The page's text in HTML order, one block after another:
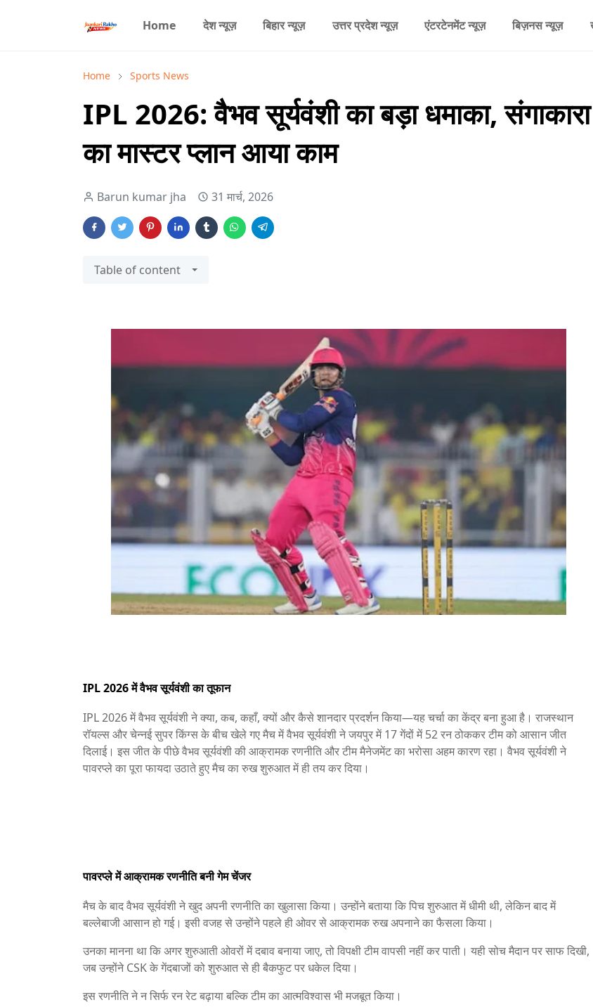
Home देश न्यूज़ बिहार न्यूज़ उत्तर प्रदेश न्यूज़ एंटरटेनमेंट न्यूज़ बिज़नस न्यूज़
Home Sports News
IPL 2026: वैभव सूर्यवंशी का बड़ा धमाका, संगाकारा
का मास्टर प्लान आया काम
Barun kumar jha 31 मार्च, 2026
Table of content
IPL 2026 में वैभव सूर्यवंशी का तूफान
IPL 2026 में वैभव सूर्यवंशी ने क्या, कब, कहाँ, क्यों और कैसे शानदार प्रदर्शन किया—यह चर्चा का केंद्र बना हुआ है। राजस्थान
रॉयल्स और चेन्नई सुपर किंग्स के बीच खेले गए मैच में वैभव सूर्यवंशी ने जयपुर में 17 गेंदों में 52 रन ठोककर टीम को आसान जीत
दिलाई। इस जीत के पीछे वैभव सूर्यवंशी की आक्रामक रणनीति और टीम मैनेजमेंट का भरोसा अहम कारण रहा। वैभव सूर्यवंशी ने
पावरप्ले का पूरा फायदा उठाते हुए मैच का रुख शुरुआत में ही तय कर दिया।
पावरप्ले में आक्रामक रणनीति बनी गेम चेंजर
मैच के बाद वैभव सूर्यवंशी ने खुद अपनी रणनीति का खुलासा किया। उन्होंने बताया कि पिच शुरुआत में धीमी थी, लेकिन बाद में
बल्लेबाजी आसान हो गई। इसी वजह से उन्होंने पहले ही ओवर से आक्रामक रुख अपनाने का फैसला किया।
उनका मानना था कि अगर शुरुआती ओवरों में दबाव बनाया जाए, तो विपक्षी टीम वापसी नहीं कर पाती। यही सोच मैदान पर साफ दिखी,
जब उन्होंने CSK के गेंदबाजों को शुरुआत से ही बैकफुट पर धकेल दिया।
इस रणनीति ने न सिर्फ रन रेट बढ़ाया बल्कि टीम का आत्मविश्वास भी मजबूत किया।